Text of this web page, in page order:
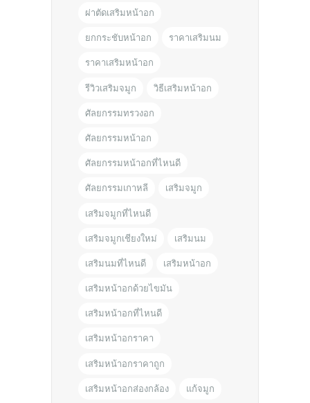
ผ่าตัดเสริมหน้าอก
ยกกระชับหน้าอก ราคาเสริมนม
ราคาเสริมหน้าอก
รีวิวเสริมจมูก วิธีเสริมหน้าอก
ศัลยกรรมทรวงอก
ศัลยกรรมหน้าอก
ศัลยกรรมหน้าอกที่ไหนดี
ศัลยกรรมเกาหลี เสริมจมูก
เสริมจมูกที่ไหนดี
เสริมจมูกเชียงใหม่ เสริมนม
เสริมนมที่ไหนดี เสริมหน้าอก
เสริมหน้าอกด้วยไขมัน
เสริมหน้าอกที่ไหนดี
เสริมหน้าอกราคา
เสริมหน้าอกราคาถูก
เสริมหน้าอกส่องกล้อง แก้จมูก